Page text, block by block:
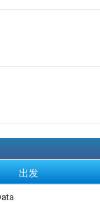
出发